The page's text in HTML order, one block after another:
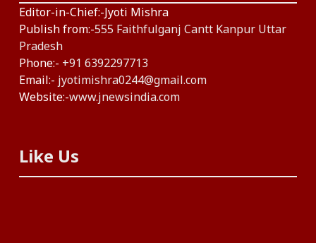
Editor-in-Chief:-Jyoti Mishra
Publish from:-555 Faithfulganj Cantt Kanpur Uttar
Pradesh
Phone:- +91 6392297713
Email:- jyotimishra0244@gmail.com
Website:-www.jnewsindia.com
Like Us